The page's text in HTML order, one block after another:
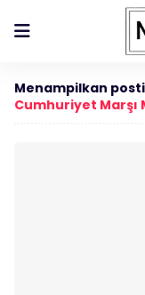
Menampilkan
Cumhuriyet Marşı